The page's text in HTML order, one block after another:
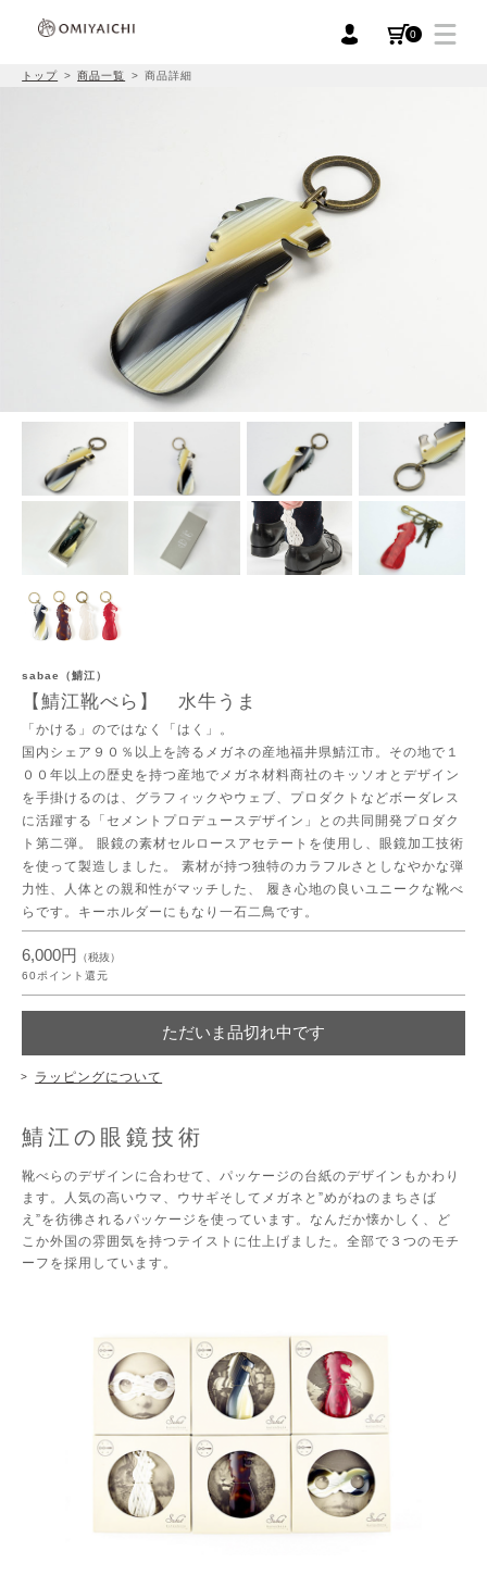
0
トップ 商品一覧 商品詳細
sabae（鯖江）
【鯖江靴べら】 水牛うま
「かける」のではなく「はく」。
国内シェア９０％以上を誇るメガネの産地福井県鯖江市。その地で１
００年以上の歴史を持つ産地でメガネ材料商社のキッソオとデザイン
を手掛けるのは、グラフィックやウェブ、プロダクトなどボーダレス
に活躍する「セメントプロデュースデザイン」との共同開発プロダク
ト第二弾。 眼鏡の素材セルロースアセテートを使用し、眼鏡加工技術
を使って製造しました。 素材が持つ独特のカラフルさとしなやかな弾
力性、人体との親和性がマッチした、 履き心地の良いユニークな靴べ
らです。キーホルダーにもなり一石二鳥です。
6,000円
（税抜）
60ポイント還元
ただいま品切れ中です
ラッピングについて
鯖江の眼鏡技術
靴べらのデザインに合わせて、パッケージの台紙のデザインもかわり
ます。人気の高いウマ、ウサギそしてメガネと”めがねのまちさば
え”を彷彿されるパッケージを使っています。なんだか懐かしく、ど
こか外国の雰囲気を持つテイストに仕上げました。全部で３つのモチ
ーフを採用しています。